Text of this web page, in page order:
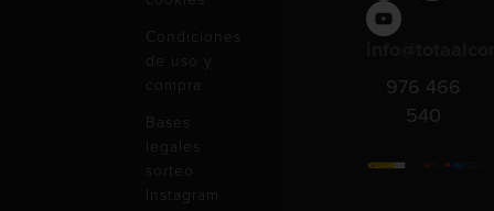
Condiciones
de uso y
compra
Bases
legales
sorteo
Instagram
976 466
540